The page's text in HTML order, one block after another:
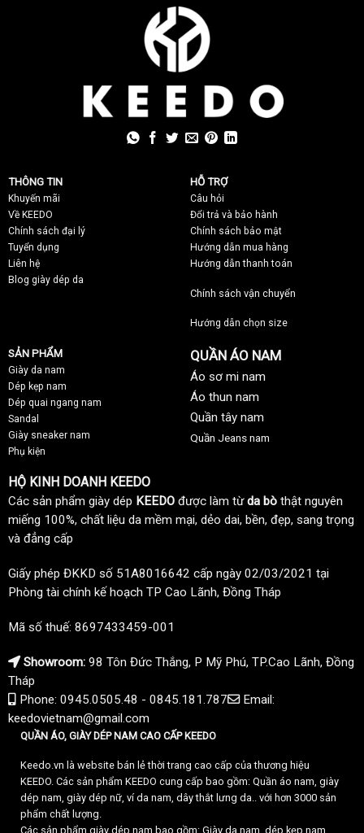
THÔNG TIN
Khuyến mãi
Về KEEDO
Chính sách đại lý
Tuyển dụng
Liên hệ
Blog giày dép da
HỖ TRỢ
Câu hỏi
Đổi trả và bảo hành
Chính sách bảo mật
Hướng dẫn mua hàng
Hướng dẫn thanh toán
Chính sách vận chuyển
Hướng dẫn chọn size
SẢN PHẨM
Giày da nam
Dép kẹp nam
Dép quai ngang nam
Sandal
Giày sneaker nam
Phụ kiện
QUẦN ÁO NAM
Áo sơ mi nam
Áo thun nam
Quần tây nam
Quần Jeans nam
HỘ KINH DOANH KEEDO
Các sản phẩm giày dép KEEDO được làm từda bò thật nguyên
miếng 100%, chất liệu da mềm mại, dẻo dai, bền, đẹp, sang trọng
và đẳng cấp
Giấy phép ĐKKD số 51A8016642 cấp ngày 02/03/2021 tại
Phòng tài chính kế hoạch TP Cao Lãnh, Đồng Tháp
Mã số thuế: 8697433459-001
Showroom: 98 Tôn Đức Thắng, P Mỹ Phú, TP.Cao Lãnh, Đồng
Tháp
Phone: 0945.0505.48 - 0845.181.787
Email:
keedovietnam@gmail.com
QUẦN ÁO, GIÀY DÉP NAM CAO CẤP KEEDO
Keedo.vn là website bán lẻ thời trang cao cấp của thương hiệu
KEEDO. Các sản phẩm KEEDO cung cấp bao gồm: Quần áo nam, giày
dép nam, giày dép nữ, ví da nam, dây thắt lưng da.. với hơn 3000 sản
phẩm chất lượng.
Các sản phẩm giày dép nam bao gồm: Giày da nam, dép kẹp nam,